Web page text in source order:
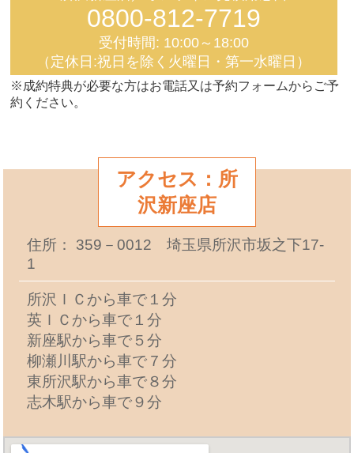
0800-812-7719
受付時間: 10:00～18:00
（定休日:祝日を除く火曜日・第一水曜日）
※成約特典が必要な方はお電話又は予約フォームからご予
約ください。
アクセス：所
沢新座店
住所： 359－0012 埼玉県所沢市坂之下17-
1
所沢ＩＣから車で１分
英ＩＣから車で１分
新座駅から車で５分
柳瀬川駅から車で７分
東所沢駅から車で８分
志木駅から車で９分